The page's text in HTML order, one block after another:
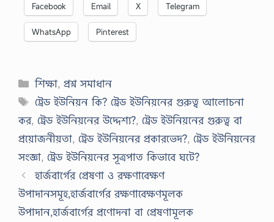
Facebook Email X Telegram
WhatsApp Pinterest
Categories
শিক্ষা,প্রশ্ন সমাধান
Tags
ট্রেড ইউনিয়ন কি? ট্রেড ইউনিয়নের গুরুত্ব আলোচনা
কর, ট্রেড ইউনিয়নের উদ্দেশ্য?, ট্রেড ইউনিয়নের গুরুত্ব বা
প্রয়োজনীয়তা, ট্রেড ইউনিয়নের প্রকারভেদ?, ট্রেড ইউনিয়নের
সংজ্ঞা, ট্রেড ইউনিয়নের সূত্রপাত কিভাবে ঘটে?
হার্জবার্গের প্রেষণা ও রক্ষণাবেক্ষণ
উপাদানসমূহ,হার্জবার্গের রক্ষণাবেক্ষণমূলক
উপাদান,হার্জবার্গের প্রণোদনা বা প্রেষণামূলক